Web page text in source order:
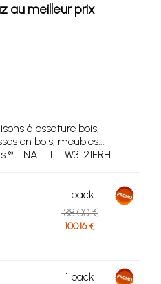
au meilleur prix
à ossature bois,
en bois, meubles...
® - NAIL-IT-W3-21FRH
1 pack
138.00 €
100.16 €
1 pack